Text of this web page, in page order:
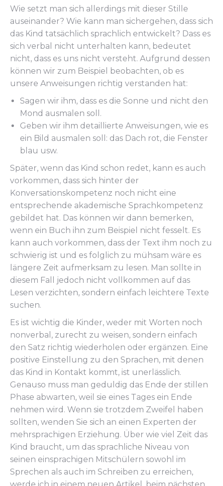
Wie setzt man sich allerdings mit dieser Stille
auseinander? Wie kann man sichergehen, dass sich
das Kind tatsächlich sprachlich entwickelt? Dass es
sich verbal nicht unterhalten kann, bedeutet
nicht, dass es uns nicht versteht. Aufgrund dessen
können wir zum Beispiel beobachten, ob es
unsere Anweisungen richtig verstanden hat:
Sagen wir ihm, dass es die Sonne und nicht den
Mond ausmalen soll.
Geben wir ihm detaillierte Anweisungen, wie es
ein Bild ausmalen soll: das Dach rot, die Fenster
blau usw.
Später, wenn das Kind schon redet, kann es auch
vorkommen, dass sich hinter der
Konversationskompetenz noch nicht eine
entsprechende akademische Sprachkompetenz
gebildet hat. Das können wir dann bemerken,
wenn ein Buch ihn zum Beispiel nicht fesselt. Es
kann auch vorkommen, dass der Text ihm noch zu
schwierig ist und es folglich zu mühsam wäre es
längere Zeit aufmerksam zu lesen. Man sollte in
diesem Fall jedoch nicht vollkommen auf das
Lesen verzichten, sondern einfach leichtere Texte
suchen.
Es ist wichtig die Kinder, weder mit Worten noch
nonverbal, zurecht zu weisen, sondern einfach
den Satz richtig wiederholen oder ergänzen. Eine
positive Einstellung zu den Sprachen, mit denen
das Kind in Kontakt kommt, ist unerlässlich.
Genauso muss man geduldig das Ende der stillen
Phase abwarten, weil sie eines Tages ein Ende
nehmen wird. Wenn sie trotzdem Zweifel haben
sollten, wenden Sie sich an einen Experten der
mehrsprachigen Erziehung. Über wie viel Zeit das
Kind braucht, um das sprachliche Niveau von
seinen einsprachigen Mitschülern sowohl im
Sprechen als auch im Schreiben zu erreichen,